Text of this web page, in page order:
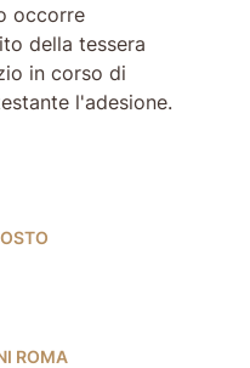
occorre
della tessera
in corso di
l'adesione.
ROMA